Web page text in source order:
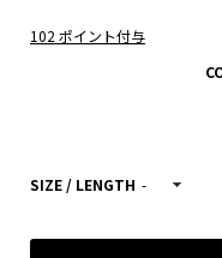
102 ポイント付与
SIZE / LENGTH -